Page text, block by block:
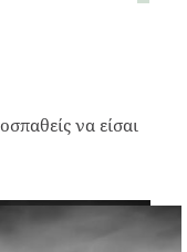
να είσαι